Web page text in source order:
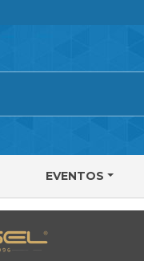
EVENTOS